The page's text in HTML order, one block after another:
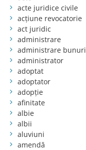
acte juridice civile
acțiune revocatorie
act juridic
administrare
administrare bunuri
administrator
adoptat
adoptator
adopție
afinitate
albie
albii
aluviuni
amendă